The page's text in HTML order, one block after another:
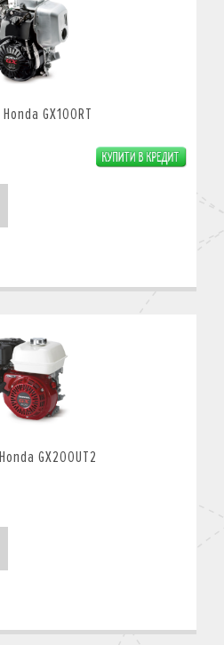
GX100RT
GX200UT2